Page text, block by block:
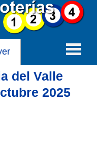
del Valle
2025